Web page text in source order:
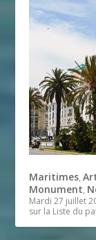
Maritimes,
Monument,
Mardi 27 juillet
sur la Liste du